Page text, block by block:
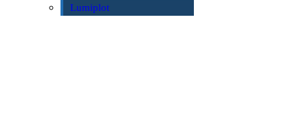
Lumiplot